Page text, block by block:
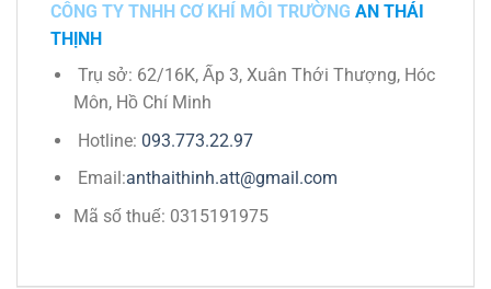
CÔNG TY TNHH CƠ KHÍ MÔI TRƯỜNG AN THÁI
THỊNH
Trụ sở: 62/16K, Ấp 3, Xuân Thới Thượng, Hóc
Môn, Hồ Chí Minh
Hotline: 093.773.22.97
Email:anthaithinh.att@gmail.com
Mã số thuế: 0315191975